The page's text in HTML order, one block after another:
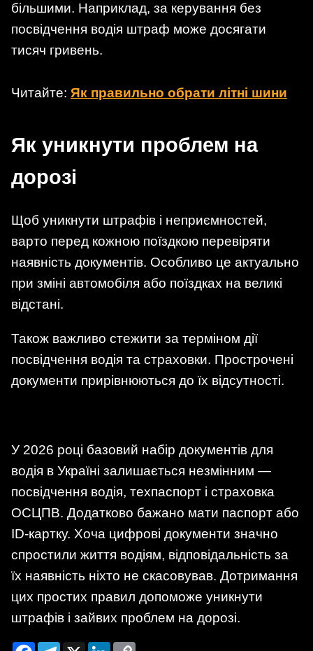
більшими. Наприклад, за керування без
посвідчення водія штраф може досягати
тисяч гривень.
Читайте: Як правильно обрати літні шини
Як уникнути проблем на
дорозі
Щоб уникнути штрафів і неприємностей,
варто перед кожною поїздкою перевіряти
наявність документів. Особливо це актуально
при зміні автомобіля або поїздках на великі
відстані.
Також важливо стежити за терміном дії
посвідчення водія та страховки. Прострочені
документи прирівнюються до їх відсутності.
У 2026 році базовий набір документів для
водія в Україні залишається незмінним —
посвідчення водія, техпаспорт і страховка
ОСЦПВ. Додатково бажано мати паспорт або
ID-картку. Хоча цифрові документи значно
спростили життя водіям, відповідальність за
їх наявність ніхто не скасовував. Дотримання
цих простих правил допоможе уникнути
штрафів і зайвих проблем на дорозі.
FacebookTelegram
X LinkedIn